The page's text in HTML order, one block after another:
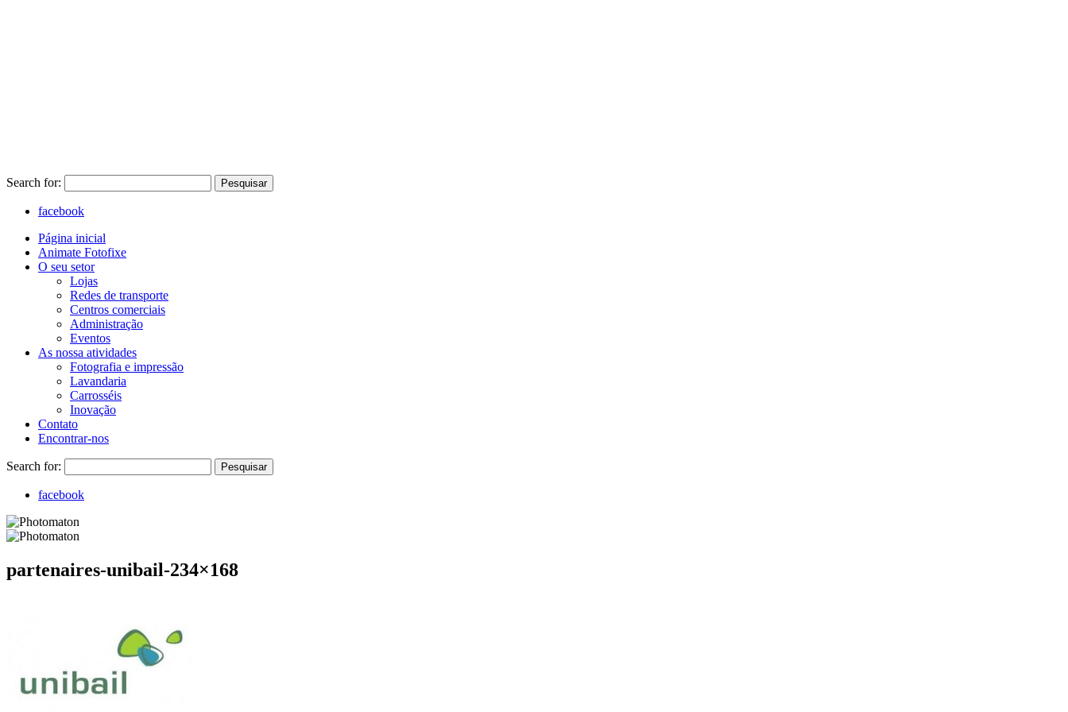
Search for: Pesquisar
facebook
Página inicial
Animate Fotofixe
O seu setor
Lojas
Redes de transporte
Centros comerciais
Administração
Eventos
As nossa atividades
Fotografia e impressão
Lavandaria
Carrosséis
Inovação
Contato
Encontrar-nos
Search for: Pesquisar
facebook
partenaires-unibail-234×168